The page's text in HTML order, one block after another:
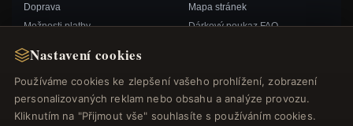
Nastavení cookies
Používáme cookies ke zlepšení vašeho prohlížení, zobrazení
personalizovaných reklam nebo obsahu a analýze provozu.
Kliknutím na "Přijmout vše" souhlasíte s používáním cookies.
Doprava
Možnosti platby
Kontaktujte nás
Mapa stránek
Dárkový poukaz FAQ
RYCHLÉ ODKAZY SLEDUJTE NÁS